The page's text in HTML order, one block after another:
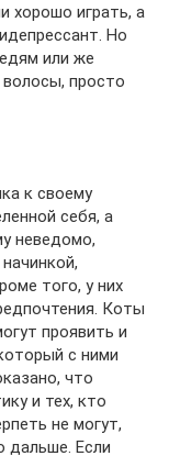
хорошо играть, а
Но
или же
волосы, просто
к своему
себя, а
неведомо,
того, у них
Коты
проявить и
с ними
что
и тех, кто
не могут,
дальше. Если